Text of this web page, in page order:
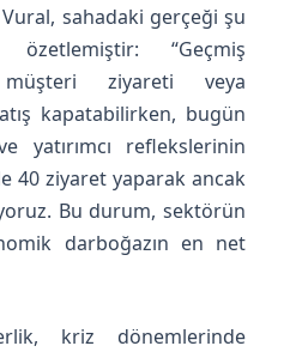
sahadaki gerçeği şu
özetlemiştir: “Geçmiş
ziyareti veya
kapatabilirken, bugün
yatırımcı reflekslerinin
40 ziyaret yaparak ancak
Bu durum, sektörün
darboğazın en net
kriz dönemlerinde